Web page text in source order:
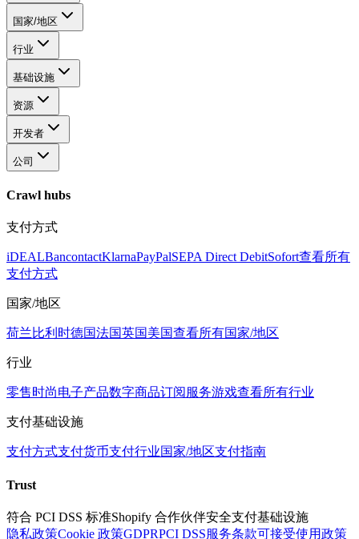
国家/地区
行业
基础设施
资源
开发者
公司
Crawl hubs
支付方式
iDEALBancontactKlarnaPayPalSEPA Direct DebitSofort查看所有
支付方式
国家/地区
荷兰比利时德国法国英国美国查看所有国家/地区
行业
零售时尚电子产品数字商品订阅服务游戏查看所有行业
支付基础设施
支付方式支付货币支付行业国家/地区支付指南
Trust
符合 PCI DSS 标准Shopify 合作伙伴安全支付基础设施
隐私政策Cookie 政策GDPRPCI DSS服务条款可接受使用政策